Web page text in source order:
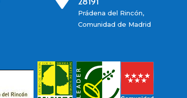
Prádena del Rincón,
Comunidad de Madrid